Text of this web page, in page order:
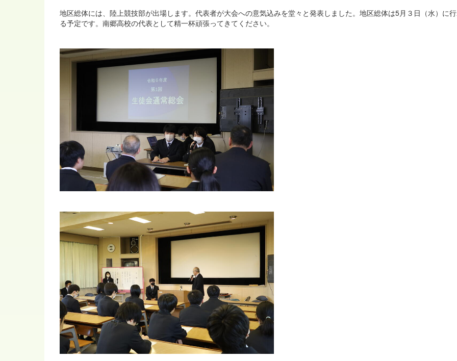
地区総体には、陸上競技部が出場します。代表者が大会への意気込みを堂々と発表しました。地区総体は5月３日（水）に
る予定です。南郷高校の代表として精一杯頑張ってきてください。